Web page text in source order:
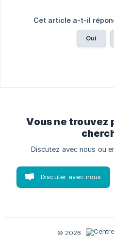
Cet article a-t-il
Oui
Vous ne trouvez
Discutez avec nous ou
Discuter avec nous
© 2026